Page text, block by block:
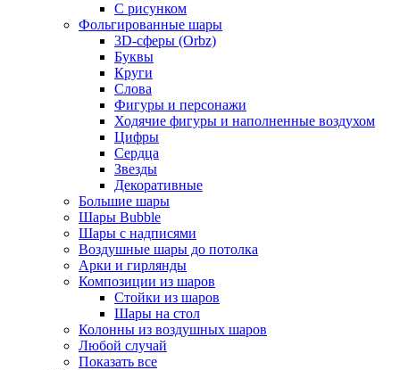
С рисунком
Фольгированные шары
3D-сферы (Orbz)
Буквы
Круги
Слова
Фигуры и персонажи
Ходячие фигуры и наполненные воздухом
Цифры
Сердца
Звезды
Декоративные
Большие шары
Шары Bubble
Шары с надписями
Воздушные шары до потолка
Арки и гирлянды
Композиции из шаров
Стойки из шаров
Шары на стол
Колонны из воздушных шаров
Любой случай
Показать все